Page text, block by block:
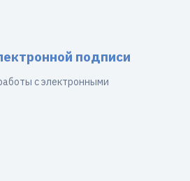
подписи
с электронными